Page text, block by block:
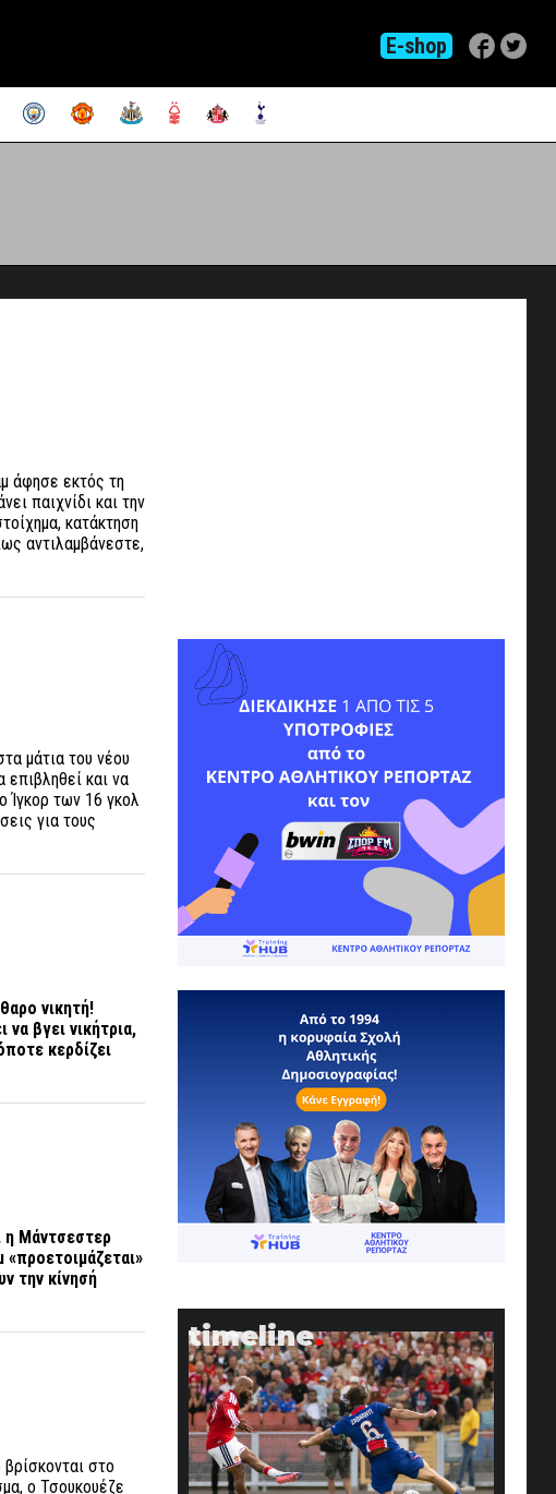
E-shop
άφησε εκτός τη
παιχνίδι και την
κατάκτηση
αντιλαμβάνεστε,
μάτια του νέου
και να
Ίγκορ των 16 γκολ
για τους
νικητή!
βγει νικήτρια,
κερδίζει
η Μάντσεστερ
την κίνησή
στο
ο Τσουκουέζε
timeline